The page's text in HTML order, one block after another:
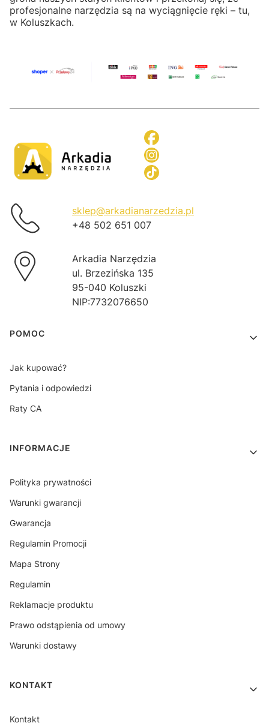
profesjonalne narzędzia są na wyciągnięcie ręki – tu,
w Koluszkach.
sklep@arkadianarzedzia.pl
+48 502 651 007
Arkadia Narzędzia
ul. Brzezińska 135
95-040 Koluszki
NIP:7732076650
Linki w stopce
POMOC
Jak kupować?
Pytania i odpowiedzi
Raty CA
INFORMACJE
Polityka prywatności
Warunki gwarancji
Gwarancja
Regulamin Promocji
Mapa Strony
Regulamin
Reklamacje produktu
Prawo odstąpienia od umowy
Warunki dostawy
KONTAKT
Kontakt